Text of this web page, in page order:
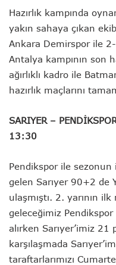
Hazırlık kampında
yakın sahaya çıkan
Ankara Demirspor ile
Antalya kampının son
ağırlıklı kadro ile
hazırlık maçlarını
SARIYER –
13:30
Pendikspor ile sezonun
gelen Sarıyer 90+2 de
ulaşmıştı. 2. yarının ilk
geleceğimiz
alırken Sarıyer’imiz
karşılaşmada
taraftarlarımızı